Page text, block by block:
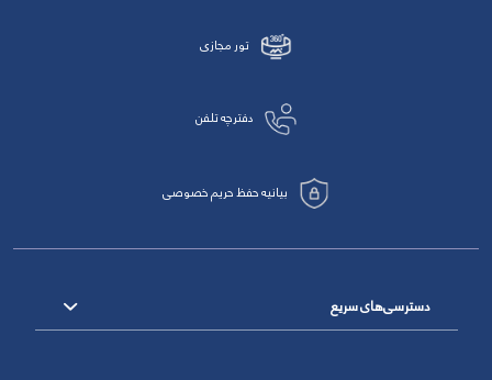
تور مجازی
دفترچه تلفن
بیانیه حفظ حریم خصوصی
دسترسی‌های سریع